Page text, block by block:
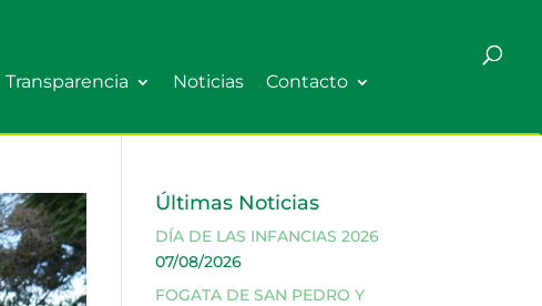
Transparencia Noticias Contacto
Últimas Noticias
DÍA DE LAS INFANCIAS 2026
07/08/2026
FOGATA DE SAN PEDRO Y